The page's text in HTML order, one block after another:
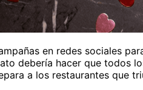
en redes sociales
debería hacer que todos
a los restaurantes que